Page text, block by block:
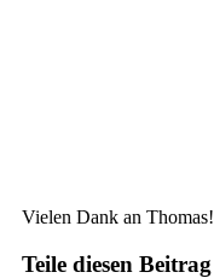
Vielen Dank an Thomas!
Teile diesen Beitrag